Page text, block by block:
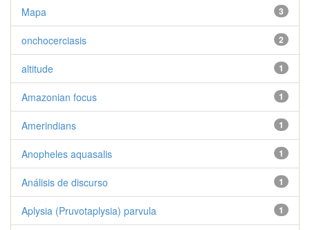
3
Mapa
2
onchocerciasis
1
altitude
1
Amazonian focus
1
Amerindians
1
Anopheles aquasalis
1
Análisis de discurso
1
Aplysia (Pruvotaplysia) parvula